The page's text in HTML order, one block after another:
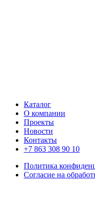
Каталог
О компании
Проекты
Новости
Контакты
+7 863 308 90 10
Политика
Согласие на